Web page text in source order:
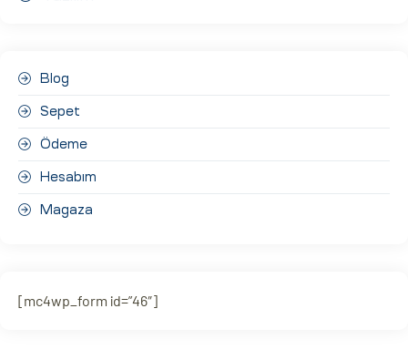
Blog
Sepet
Ödeme
Hesabım
Magaza
[mc4wp_form id=”46″]